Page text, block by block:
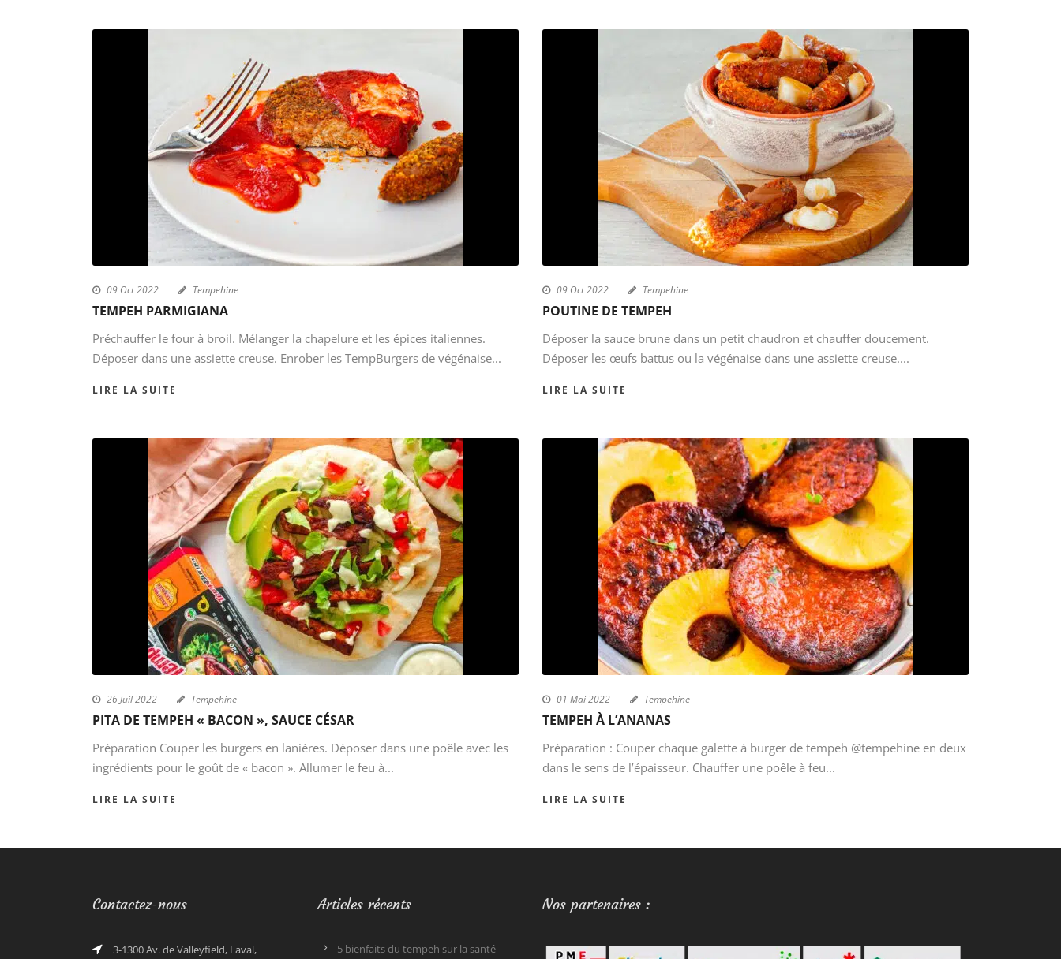
09 Oct 2022 Tempehine
TEMPEH PARMIGIANA
Préchauffer le four à broil. Mélanger la chapelure et les épices italiennes.
Déposer dans une assiette creuse. Enrober les TempBurgers de végénaise...
LIRE LA SUITE
09 Oct 2022 Tempehine
POUTINE DE TEMPEH
Déposer la sauce brune dans un petit chaudron et chauffer doucement.
Déposer les œufs battus ou la végénaise dans une assiette creuse....
LIRE LA SUITE
26 Juil 2022 Tempehine
PITA DE TEMPEH « BACON », SAUCE CÉSAR
Préparation Couper les burgers en lanières. Déposer dans une poêle avec les
ingrédients pour le goût de « bacon ». Allumer le feu à...
LIRE LA SUITE
01 Mai 2022 Tempehine
TEMPEH À L’ANANAS
Préparation : Couper chaque galette à burger de tempeh @tempehine en deux
dans le sens de l’épaisseur. Chauffer une poêle à feu...
LIRE LA SUITE
Contactez-nous
3-1300 Av. de Valleyfield, Laval,
Articles récents
5 bienfaits du tempeh sur la santé
Nos partenaires :